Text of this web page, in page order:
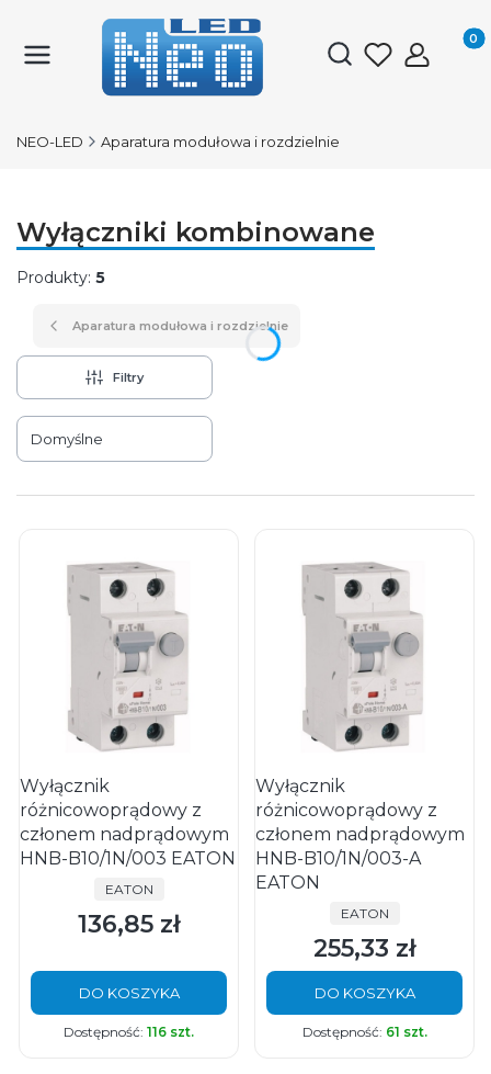
Otwórz
NEO-LED Aparatura modułowa i rozdzielnie
Wyłączniki kombinowane
Produkty: 5
Aparatura modułowa i rozdzielnie
Filtry
Lista produktów
Domyślne
Wyłącznik
różnicowoprądowy z
członem nadprądowym
HNB-B10/1N/003 EATON
PRODUCENT
EATON
Cena
136,85 zł
DO KOSZYKA
Dostępność: 116 szt.
Wyłącznik
różnicowoprądowy z
członem nadprądowym
HNB-B10/1N/003-A
EATON
PRODUCENT
EATON
Cena
255,33 zł
DO KOSZYKA
Dostępność: 61 szt.